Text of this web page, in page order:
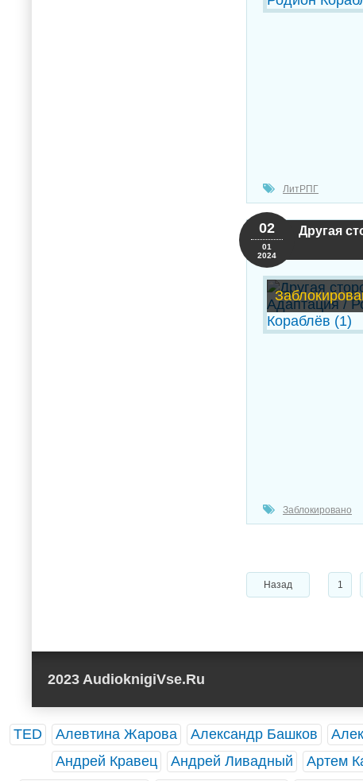
ЛитРПГ
Другая
02
01
2024
Заблокировано
Назад 1
2023 AudioknigiVse.Ru
TED Алевтина Жарова Александр Башков
Андрей Кравец
Андрей Ливадный Артем